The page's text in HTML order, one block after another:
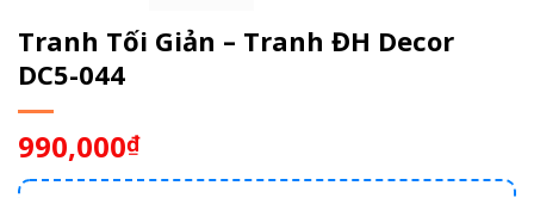
Tranh Tối Giản – Tranh ĐH Decor
DC5-044
990,000₫